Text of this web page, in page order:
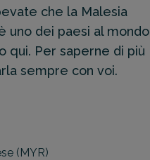
che la Malesia
uno dei paesi al mondo
qui. Per saperne di più
sempre con voi.
(MYR)